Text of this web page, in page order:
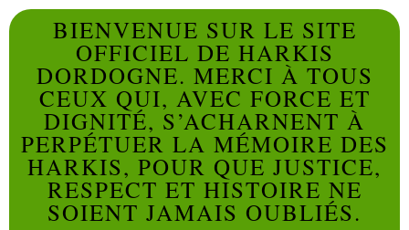
BIENVENUE SUR LE SITE
OFFICIEL DE HARKIS
DORDOGNE. MERCI À TOUS
CEUX QUI, AVEC FORCE ET
DIGNITÉ, S’ACHARNENT À
PERPÉTUER LA MÉMOIRE DES
HARKIS, POUR QUE JUSTICE,
RESPECT ET HISTOIRE NE
SOIENT JAMAIS OUBLIÉS.